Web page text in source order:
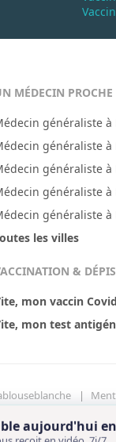
aujourd'hui
MÉDECIN PROCHE
généraliste à
généraliste
généraliste à
généraliste à
généraliste à
les villes
&
mon vaccin
mon test
Centre de